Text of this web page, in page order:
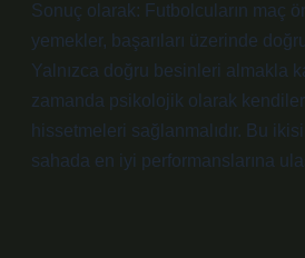
Sonuç olarak: Futbolcuların maç
yemekler, başarıları üzerinde
Yalnızca doğru besinleri almakla
zamanda psikolojik olarak
hissetmeleri sağlanmalıdır. Bu
sahada en iyi performanslarına